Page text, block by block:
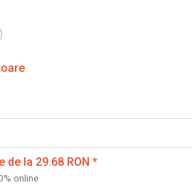
)
de la 29.68 RON *
online